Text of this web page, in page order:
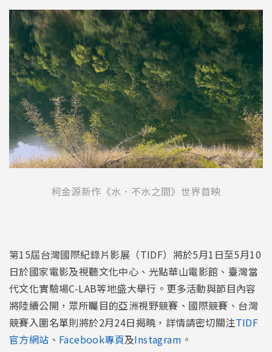
柯金源新作《水．不水之間》世界首映
第15屆台灣國際紀錄片影展（TIDF）將於5月1日至5月10
日於國家電影及視聽文化中心、光點華山電影館、臺灣當
代文化實驗場C-LAB等地盛大舉行。更多活動與節目內容
將陸續公開，眾所矚目的亞洲視野競賽、國際競賽、台灣
競賽入圍名單則將於2月24日揭曉，詳情請密切關注TIDF
官方網站 、 Facebook專頁及Instagram 。